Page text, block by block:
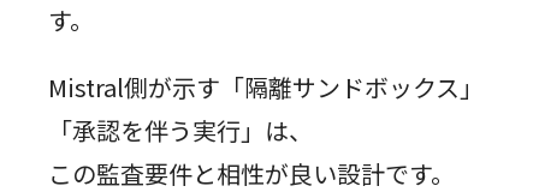
す。
Mistral側が示す「隔離サンドボックス」
「承認を伴う実行」は、
この監査要件と相性が良い設計です。